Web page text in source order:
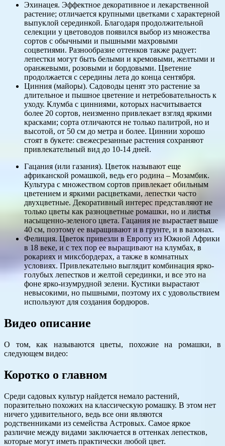
Эхинацея. Эффектное декоративное и лекарственной
растение; отличается крупными цветками с характерной
выпуклой серединкой. Благодаря продолжительной
селекции у цветоводов появился выбор из множества
сортов с обычными и пышными махровыми
соцветиями. Разнообразие оттенков также радует:
лепестки могут быть белыми и кремовыми, желтыми и
оранжевыми, розовыми и бордовыми. Цветение
продолжается с середины лета до конца сентября.
Цинния (майоры). Садоводы ценят это растение за
длительное и пышное цветение и нетребовательность к
уходу. Клумба с цинниями, которых насчитывается
более 20 сортов, неизменно привлекает взгляд яркими
красками; сорта отличаются не только палитрой, но и
высотой, от 50 см до метра и более. Циннии хорошо
стоят в букете: свежесрезанные растения сохраняют
привлекательный вид до 10-14 дней.
Гацания (или газания). Цветок называют еще
африканской ромашкой, ведь его родина – Мозамбик.
Культура с множеством сортов привлекает обильным
цветением и яркими расцветками, лепестки часто
двухцветные. Декоративный интерес представляют не
только цветы как разноцветные ромашки, но и листья
насыщенно-зеленого цвета. Гацания не вырастает выше
40 см, поэтому ее выращивают и в грунте, и в вазонах.
Фелиция. Цветок привезли в Европу из Южной Африки
в 18 веке, и с тех пор ее выращивают на клумбах, в
рокариях и миксбордерах, а также в комнатных
условиях. Привлекательно выглядит комбинация ярко-
голубых лепестков и желтой серединки, и все это на
фоне ярко-изумрудной зелени. Кустики вырастают
невысокими, но пышными, поэтому их с удовольствием
используют для создания бордюров.
Видео описание
О том, как называются цветы, похожие на ромашки, в
следующем видео:
Коротко о главном
Среди садовых культур найдется немало растений,
поразительно похожих на классическую ромашку. В этом нет
ничего удивительного, ведь все они являются
родственниками из семейства Астровых. Самое яркое
различие между видами заключается в оттенках лепестков,
которые могут иметь практически любой цвет.